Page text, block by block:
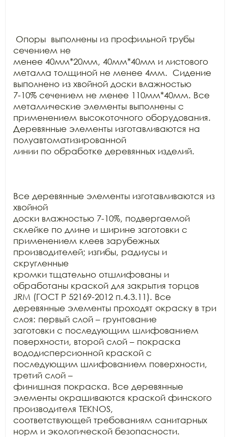
Опоры  выполнены из профильной трубы
сечением не
менее 40мм*20мм, 40мм*40мм и листового
металла толщиной не менее 4мм.  Сидение
выполнено из хвойной доски влажностью
7-10% сечением не менее 110мм*40мм. Все
металлические элементы выполнены с
применением высокоточного оборудования.
Деревянные элементы изготавливаются на
полуавтоматизированной
линии по обработке деревянных изделий.
Все деревянные элементы изготавливаются из
хвойной
доски влажностью 7-10%, подвергаемой
склейке по длине и ширине заготовки с
применением клеев зарубежных
производителей; изгибы, радиусы и
скругленные
кромки тщательно отшлифованы и
обработаны краской для закрытия торцов
JRM (ГОСТ Р 52169-2012 п.4.3.11). Все
деревянные элементы проходят окраску в три
слоя: первый слой – грунтование
заготовки с последующим шлифованием
поверхности, второй слой – покраска
вододисперсионной краской с
последующим шлифованием поверхности,
третий слой –
финишная покраска. Все деревянные
элементы окрашиваются краской финского
производителя TEKNOS,
соответствующей требованиям санитарных
норм и экологической безопасности.